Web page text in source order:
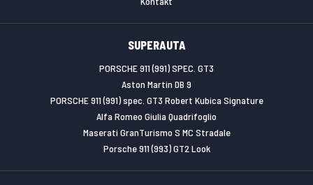
SUPERAUTA
PORSCHE 911 (991) SPEC. GT3
Aston Martin DB 9
PORSCHE 911 (991) spec. GT3 Robert Kubica Signature
Alfa Romeo Giulia Quadrifoglio
Maserati GranTurismo S MC Stradale
Porsche 911 (993) GT2 Look